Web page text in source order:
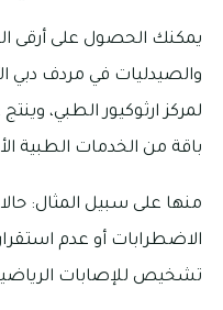
يمكنك الحصول على أرقى
والصيدليات في مردف دبي
لمركز ارثوكيور الطبي،
باقة من الخدمات الطبية
منها على سبيل المثال:
الاضطرابات أو عدم
تشخيص للإصابات